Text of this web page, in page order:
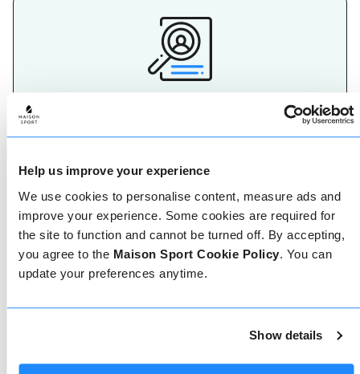
Help us improve your experience
We use cookies to personalise content, measure ads and
improve your experience. Some cookies are required for
the site to function and cannot be turned off. By accepting,
you agree to the Maison Sport Cookie Policy. You can
update your preferences anytime.
Show details
De beste herinneringen aan een skivakantie worden
op de pistes gemaakt, dus het is belangrijk om de
vandaag nog jouw skileraar.
Meer dan 90% van onze reviews zijn 5 sterren. Lees
juiste leraar te kiezen. Boek lessen met een van